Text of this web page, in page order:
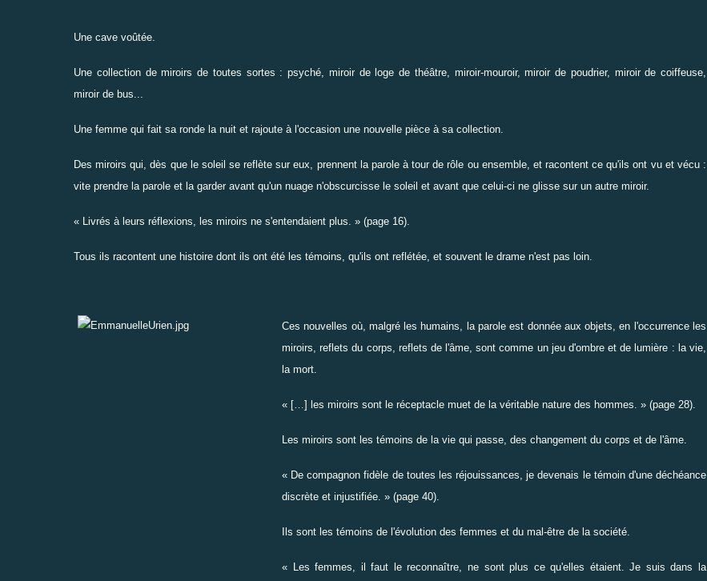
Une cave voûtée.
Une collection de miroirs de toutes sortes : psyché, miroir de loge de théâtre, miroir-mouroir, miroir de poudrier, miroir de coiffeuse,
miroir de bus...
Une femme qui fait sa ronde la nuit et rajoute à l'occasion une nouvelle pièce à sa collection.
Des miroirs qui, dès que le soleil se reflète sur eux, prennent la parole à tour de rôle ou ensemble, et racontent ce qu'ils ont vu et vécu :
vite prendre la parole et la garder avant qu'un nuage n'obscurcisse le soleil et avant que celui-ci ne glisse sur un autre miroir.
« Livrés à leurs réflexions, les miroirs ne s'entendaient plus. » (page 16).
Tous ils racontent une histoire dont ils ont été les témoins, qu'ils ont reflétée, et souvent le drame n'est pas loin.
Ces nouvelles où, malgré les humains, la parole est donnée aux objets, en l'occurrence les
miroirs, reflets du corps, reflets de l'âme, sont comme un jeu d'ombre et de lumière : la vie,
la mort.
« […] les miroirs sont le réceptacle muet de la véritable nature des hommes. » (page 28).
Les miroirs sont les témoins de la vie qui passe, des changement du corps et de l'âme.
« De compagnon fidèle de toutes les réjouissances, je devenais le témoin d'une déchéance
discrète et injustifiée. » (page 40).
Ils sont les témoins de l'évolution des femmes et du mal-être de la société.
« Les femmes, il faut le reconnaître, ne sont plus ce qu'elles étaient. Je suis dans la